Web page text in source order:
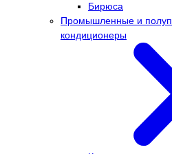
Бирюса
Промышленные и
кондиционеры